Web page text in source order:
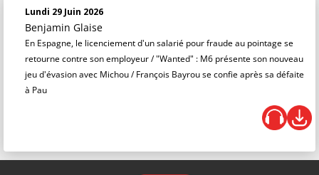
Lundi 29 Juin 2026
Benjamin Glaise
En Espagne, le licenciement d'un salarié pour fraude au pointage se
retourne contre son employeur / "Wanted" : M6 présente son nouveau
jeu d'évasion avec Michou / François Bayrou se confie après sa défaite
à Pau